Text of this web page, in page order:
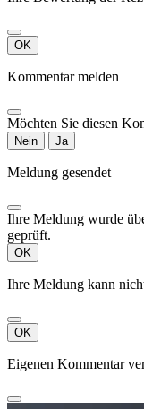
OK
Kommentar melden
Möchten Sie diesen
Nein Ja
Meldung gesendet
Ihre Meldung wurde
geprüft.
OK
Ihre Meldung kann
OK
Eigenen Kommentar